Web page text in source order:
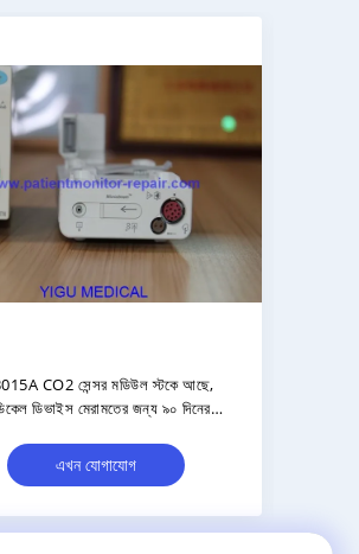
এমএমএস মডিউল এবং রোগী মনিটর মডিউলের
জন্য 90 দিনের ওয়ারেন্টি এবং চিপ স্তরের মেরামত
এখন যোগাযোগ